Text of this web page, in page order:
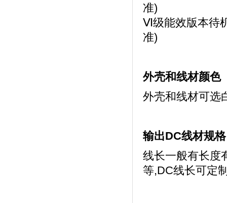
准)
Ⅵ级能效版本待
准)
外壳和线材颜色
外壳和线材可选
输出DC线材规格
线长一般有长度
等,DC线长可定